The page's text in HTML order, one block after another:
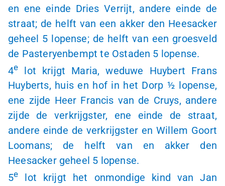
en ene einde Dries Verrijt, andere einde de
straat; de helft van een akker den Heesacker
geheel 5 lopense; de helft van een groesveld
de Pasteryenbempt te Ostaden 5 lopense.
4e
lot krijgt Maria, weduwe Huybert Frans
Huyberts, huis en hof in het Dorp ½ lopense,
ene zijde Heer Francis van de Cruys, andere
zijde de verkrijgster, ene einde de straat,
andere einde de verkrijgster en Willem Goort
Loomans; de helft van en akker den
Heesacker geheel 5 lopense.
5e
lot krijgt het onmondige kind van Jan